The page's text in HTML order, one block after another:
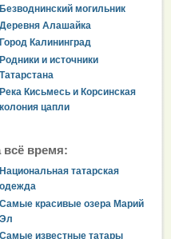
Безводнинский могильник
Деревня Алашайка
Город Калининград
Родники и источники
Татарстана
Река Кисьмесь и Корсинская
колония цапли
всё время:
Национальная татарская
одежда
Самые красивые озера Марий
Эл
Самые известные татары